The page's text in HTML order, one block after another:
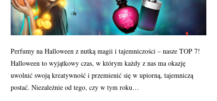
Perfumy na Halloween z nutką magii i tajemniczości – nasze TOP 7!
Halloween to wyjątkowy czas, w którym każdy z nas ma okazję
uwolnić swoją kreatywność i przemienić się w upiorną, tajemniczą
postać. Niezależnie od tego, czy w tym roku…